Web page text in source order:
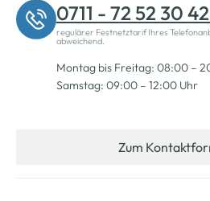
0711 - 72 52 30
regulärer Festnetztarif Ihres
abweichend.
Montag bis Freitag: 08:00 –
Samstag: 09:00 – 12:00 Uhr
Zum